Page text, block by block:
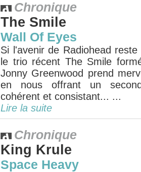
Chronique
The Smile
Wall Of Eyes
Si l'avenir de Radiohead
le trio récent The Smile
Jonny Greenwood prend
en nous offrant un
cohérent et consistant... ...
Lire la suite
Chronique
King Krule
Space Heavy